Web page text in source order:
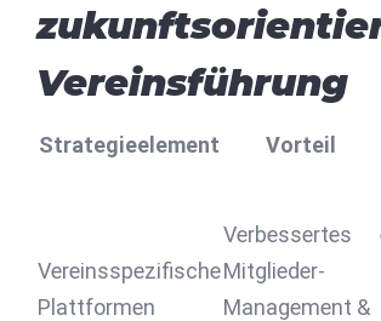
Vereinsführung
Strategieelement Vorteil
Vereinsspezifische
Plattformen
Verbessertes
Mitglieder-
Management &